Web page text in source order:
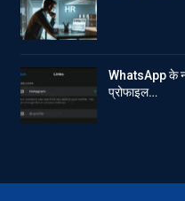
WhatsApp के
प्रोफाइल…